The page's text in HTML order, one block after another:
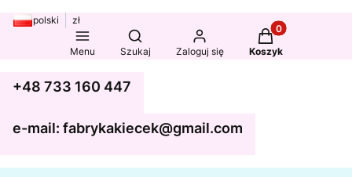
polski zł
Menu
Otwórz wyszukiwarkę
Szukaj Zaloguj się
Produkty w
Koszyk
+48 733 160 447
e-mail: fabrykakiecek@gmail.com